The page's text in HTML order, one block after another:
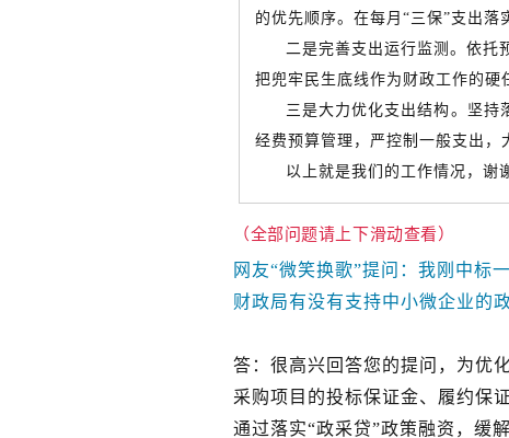
的优先顺序。在每月“三保”支出落
二是完善支出运行监测。依托
把兜牢民生底线作为财政工作的硬
三是大力优化支出结构。坚持
经费预算管理，严控制一般支出，
以上就是我们的工作情况，谢
（全部问题请上下滑动查看 ）
网友“微笑换歌”提问：我刚中标
财政局有没有支持中小微企业的政
答：很高兴回答您的提问，为优
采购项目的投标保证金、履约保
通过落实“政采贷”政策融资，缓